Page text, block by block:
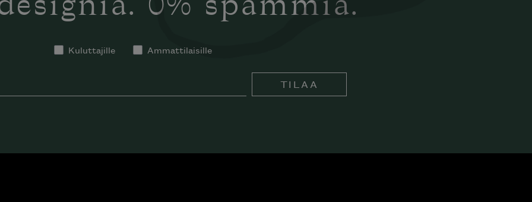
Kuluttajille Ammattilaisille
TILAA